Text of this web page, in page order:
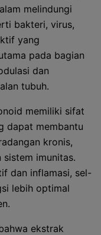
melindungi
bakteri, virus,
yang
pada bagian
dan
tubuh.
memiliki sifat
dapat membantu
kronis,
imunitas.
dan inflamasi, sel-
lebih optimal
ekstrak